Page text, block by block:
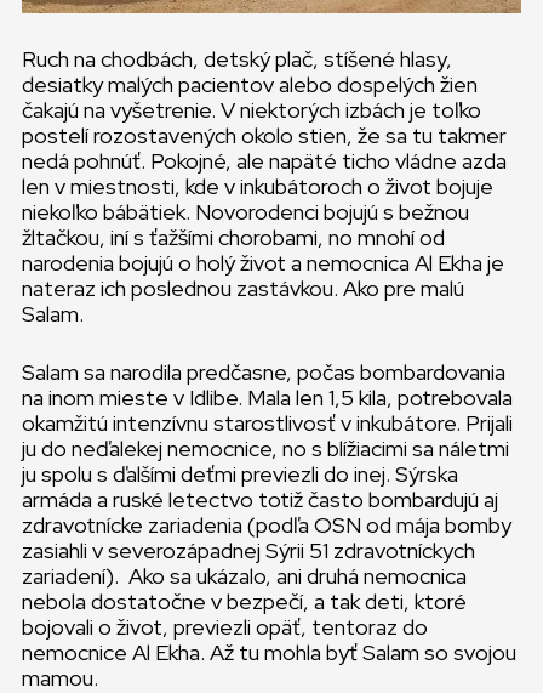
Ruch na chodbách, detský plač, stíšené hlasy,
desiatky malých pacientov alebo dospelých žien
čakajú na vyšetrenie. V niektorých izbách je toľko
postelí rozostavených okolo stien, že sa tu takmer
nedá pohnúť. Pokojné, ale napäté ticho vládne azda
len v miestnosti, kde v inkubátoroch o život bojuje
niekoľko bábätiek. Novorodenci bojujú s bežnou
žltačkou, iní s ťažšími chorobami, no mnohí od
narodenia bojujú o holý život a nemocnica Al Ekha je
nateraz ich poslednou zastávkou. Ako pre malú
Salam.
Salam sa narodila predčasne, počas bombardovania
na inom mieste v Idlibe. Mala len 1,5 kila, potrebovala
okamžitú intenzívnu starostlivosť v inkubátore. Prijali
ju do neďalekej nemocnice, no s blížiacimi sa náletmi
ju spolu s ďalšími deťmi previezli do inej. Sýrska
armáda a ruské letectvo totiž často bombardujú aj
zdravotnícke zariadenia (podľa OSN od mája bomby
zasiahli v severozápadnej Sýrii 51 zdravotníckych
zariadení). Ako sa ukázalo, ani druhá nemocnica
nebola dostatočne v bezpečí, a tak deti, ktoré
bojovali o život, previezli opäť, tentoraz do
nemocnice Al Ekha. Až tu mohla byť Salam so svojou
mamou.